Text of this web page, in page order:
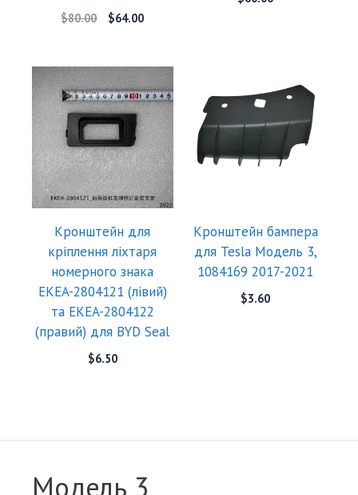
$80.00 $64.00
Кронштейн для
кріплення ліхтаря
номерного знака
EKEA-2804121 (лівий)
та EKEA-2804122
(правий) для BYD Seal
$6.50
Кронштейн бампера
для Tesla Модель 3,
1084169 2017-2021
$3.60
Модель 3